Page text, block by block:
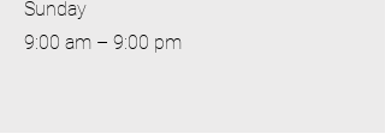
​Sunday
9:00 am – 9:00 pm